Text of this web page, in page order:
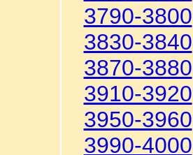
3790-3800
3830-3840
3870-3880
3910-3920
3950-3960
3990-4000